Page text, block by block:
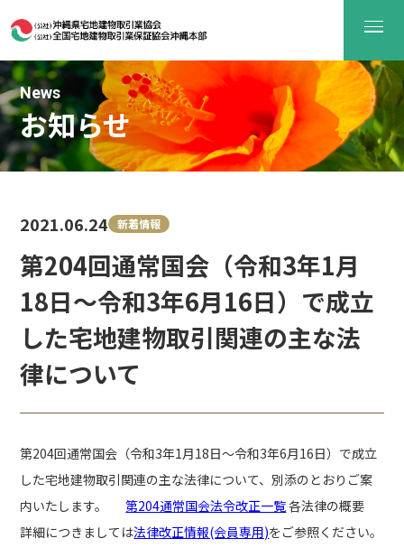
News
お知らせ
第204回通常国会（令和3年1月
18日～令和3年6月16日）で成立
した宅地建物取引関連の主な法
律について
2021.06.24 新着情報
第204回通常国会（令和3年1月18日～令和3年6月16日）で成立
した宅地建物取引関連の主な法律について、別添のとおりご案
内いたします。第204通常国会法令改正一覧各法律の概要
詳細につきましては法律改正情報(会員専用)をご参照ください。